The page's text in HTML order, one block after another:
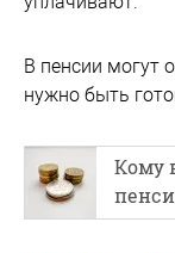
В пенсии могут
нужно быть
Кому